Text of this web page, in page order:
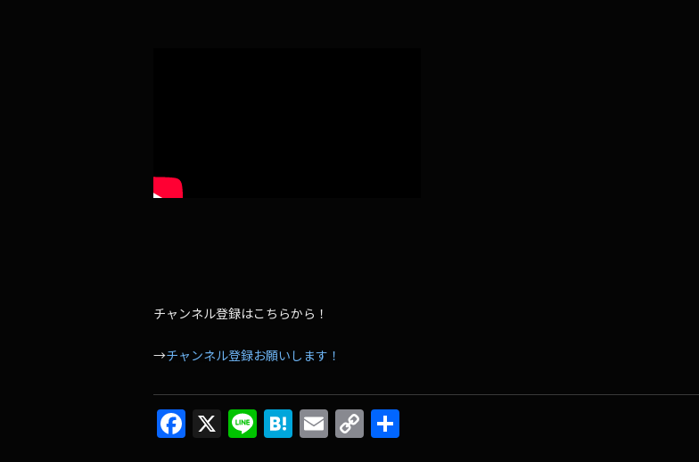
チャンネル登録はこちらから！
→チャンネル登録お願いします！
F
X
Li H E
C